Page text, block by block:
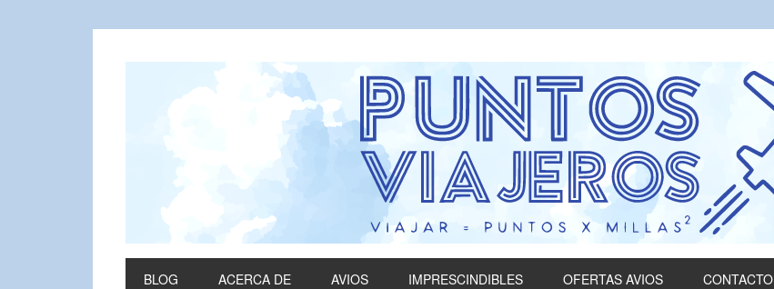
BLOG ACERCA DE AVIOS IMPRESCINDIBLES OFERTAS AVIOS CONTACTO